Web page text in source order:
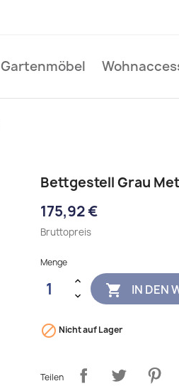
Gartenmöbel
Bettgestell Grau
175,92 €
Bruttopreis
Menge
 IN DEN
 Nicht auf Lager
Teilen